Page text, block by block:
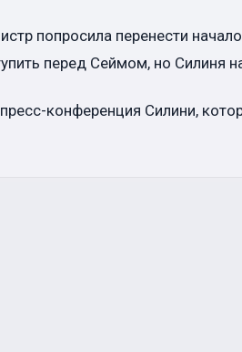
попросила перенести
перед Сеймом, но Силиня
конференция Силини,